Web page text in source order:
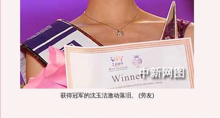
获得冠军的沈玉洁激动落泪。 (劳友)